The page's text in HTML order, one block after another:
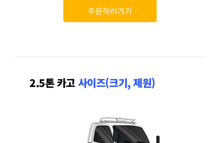
주문하러가기
2.5톤 카고 사이즈(크기, 제원)